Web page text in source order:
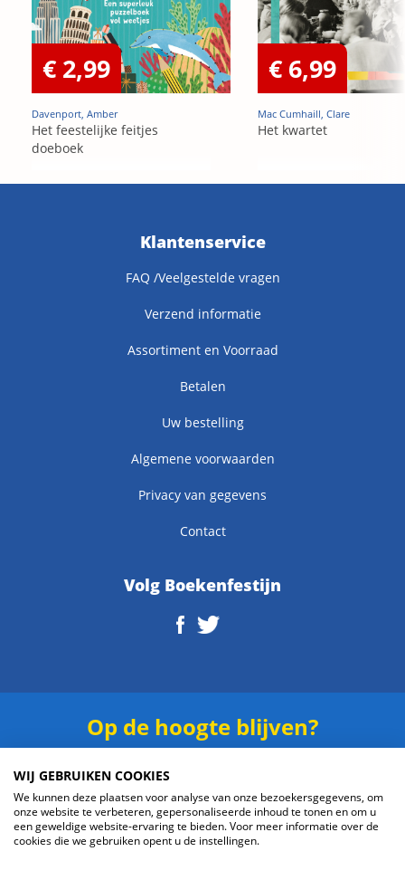
€ 2,99
Davenport, Amber
Het feestelijke feitjes
doeboek
€ 6,99
Mac Cumhaill, Clare
Het kwartet
Klantenservice
FAQ /Veelgestelde vragen
Verzend informatie
Assortiment en Voorraad
Betalen
Uw bestelling
Algemene voorwaarden
Privacy van gegevens
Contact
Volg Boekenfestijn
Op de hoogte blijven?
WIJ GEBRUIKEN COOKIES
We kunnen deze plaatsen voor analyse van onze bezoekersgegevens, om
onze website te verbeteren, gepersonaliseerde inhoud te tonen en om u
een geweldige website-ervaring te bieden. Voor meer informatie over de
cookies die we gebruiken opent u de instellingen.